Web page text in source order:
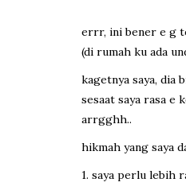
errr, ini bener e g
(di rumah ku ada
kagetnya saya, dia
sesaat saya rasa e
arrgghh..
hikmah yang saya
1. saya perlu lebih